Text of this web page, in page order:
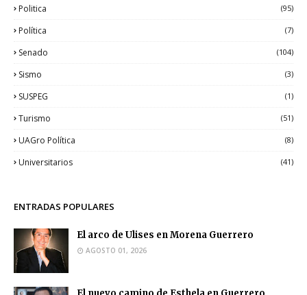
Politica (95)
Política (7)
Senado (104)
Sismo (3)
SUSPEG (1)
Turismo (51)
UAGro Política (8)
Universitarios (41)
ENTRADAS POPULARES
El arco de Ulises en Morena Guerrero
AGOSTO 01, 2026